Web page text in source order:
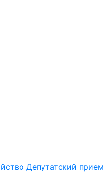
Депутатский прием